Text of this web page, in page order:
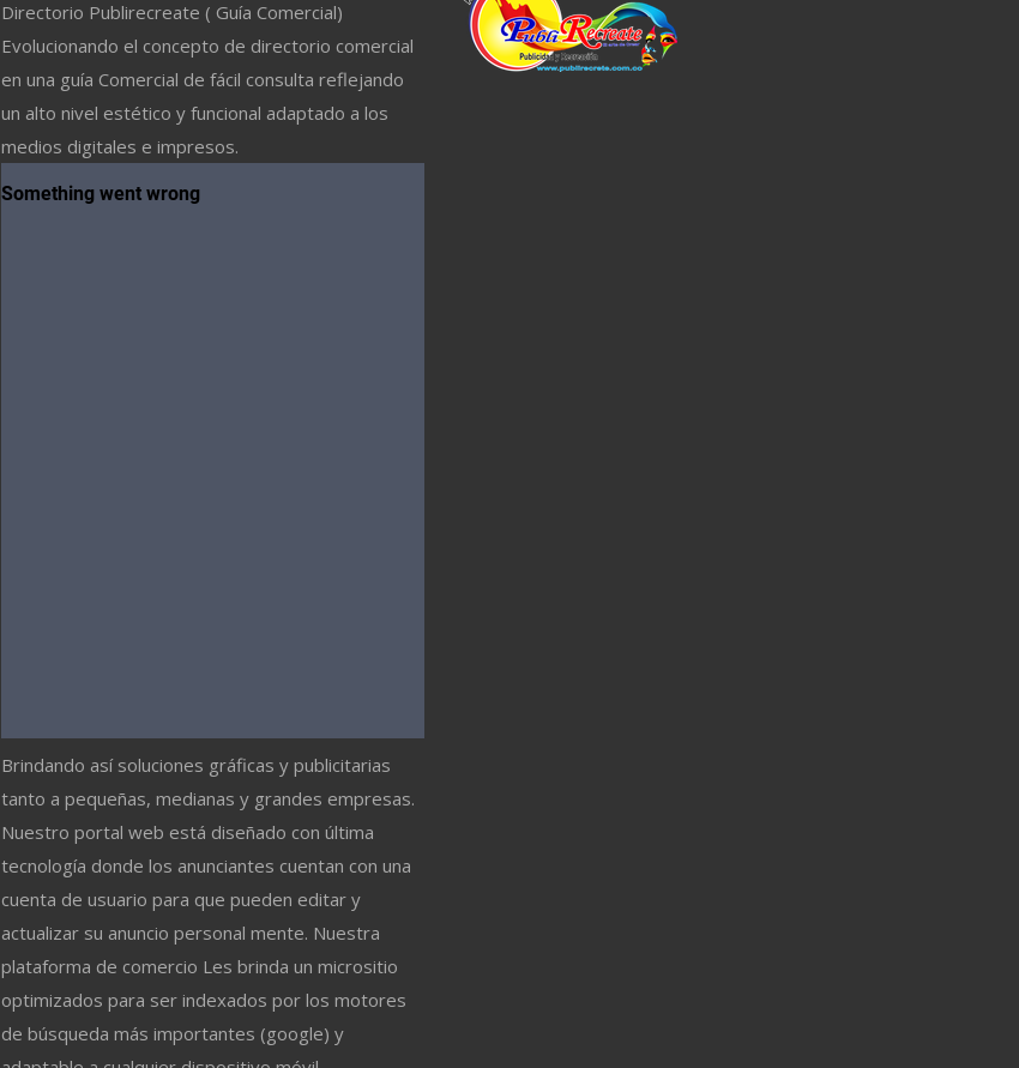
Directorio Publirecreate ( Guía Comercial)
Evolucionando el concepto de directorio comercial
en una guía Comercial de fácil consulta reflejando
un alto nivel estético y funcional adaptado a los
medios digitales e impresos.
Brindando así soluciones gráficas y publicitarias
tanto a pequeñas, medianas y grandes empresas.
Nuestro portal web está diseñado con última
tecnología donde los anunciantes cuentan con una
cuenta de usuario para que pueden editar y
actualizar su anuncio personal mente. Nuestra
plataforma de comercio Les brinda un micrositio
optimizados para ser indexados por los motores
de búsqueda más importantes (google) y